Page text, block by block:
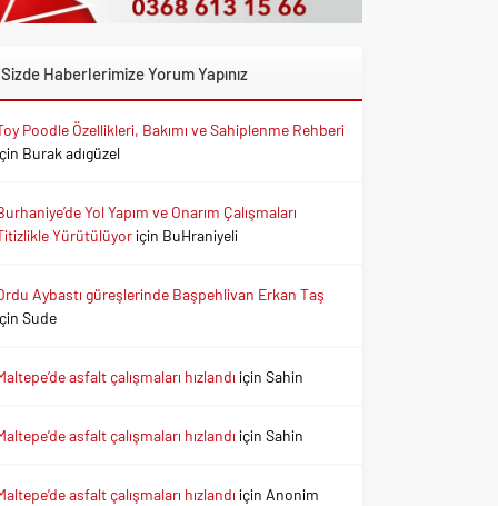
Sizde Haberlerimize Yorum Yapınız
Poodle Özellikleri, Bakımı ve Sahiplenme Rehberi
Burak adıgüzel
Yol Yapım ve Onarım Çalışmaları
Yürütülüyoriçin BuHraniyeli
Aybastı güreşlerinde Başpehlivan Erkan Taş
Sude
asfalt çalışmaları hızlandı içinSahin
asfalt çalışmaları hızlandı içinSahin
asfalt çalışmaları hızlandı için Anonim